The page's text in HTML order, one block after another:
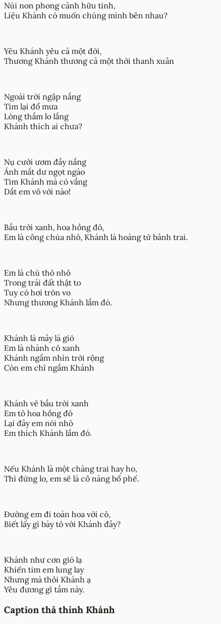
Núi non phong cảnh hữu tình,
Liệu Khánh có muốn chúng mình bên nhau?
Yêu Khánh yêu cả một đời,
Thương Khánh thương cả một thời thanh xuân
Ngoài trời ngập nắng
Tim lại đổ mưa
Lòng thầm lo lắng
Khánh thích ai chưa?
Nụ cười ươm đầy nắng
Ánh mắt dư ngọt ngào
Tim Khánh mà có vắng
Dắt em vô với nào!
Bầu trời xanh, hoa hồng đỏ,
Em là công chúa nhỏ, Khánh là hoàng tử bảnh trai.
Em là chú thỏ nhỏ
Trong trái đất thật to
Tuy có hơi tròn vo
Nhưng thương Khánh lắm đó.
Khánh là mây là gió
Em là nhành cỏ xanh
Khánh ngắm nhìn trời rộng
Còn em chỉ ngắm Khánh
Khánh vẽ bầu trời xanh
Em tô hoa hồng đỏ
Lại đây em nói nhỏ
Em thích Khánh lắm đó.
Nếu Khánh là một chàng trai hay ho,
Thì đừng lo, em sẽ là cô nàng bổ phế.
Đường em đi toàn hoa với cỏ,
Biết lấy gì bày tỏ với Khánh đây?
Khánh như cơn gió lạ
Khiến tim em lung lay
Nhưng mà thôi Khánh ạ
Yêu đương gì tầm này.
Caption thả thính Khánh